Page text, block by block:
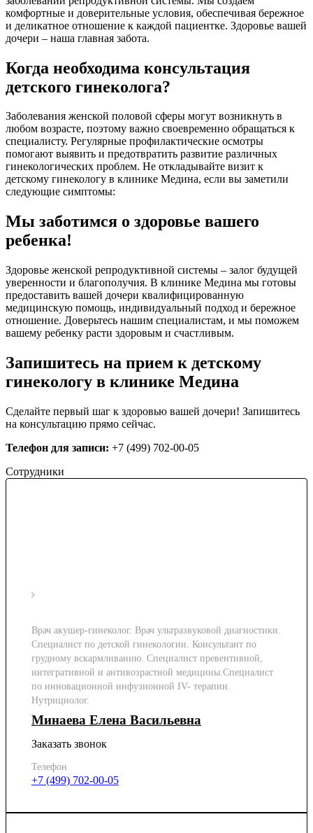
комфортные и доверительные условия, обеспечивая бережное
и деликатное отношение к каждой пациентке. Здоровье вашей
дочери – наша главная забота.
Когда необходима консультация
детского гинеколога?
Заболевания женской половой сферы могут возникнуть в
любом возрасте, поэтому важно своевременно обращаться к
специалисту. Регулярные профилактические осмотры
помогают выявить и предотвратить развитие различных
гинекологических проблем. Не откладывайте визит к
детскому гинекологу в клинике Медина, если вы заметили
следующие симптомы:
Мы заботимся о здоровье вашего
ребенка!
Здоровье женской репродуктивной системы – залог будущей
уверенности и благополучия. В клинике Медина мы готовы
предоставить вашей дочери квалифицированную
медицинскую помощь, индивидуальный подход и бережное
отношение. Доверьтесь нашим специалистам, и мы поможем
вашему ребенку расти здоровым и счастливым.
Запишитесь на прием к детскому
гинекологу в клинике Медина
Сделайте первый шаг к здоровью вашей дочери! Запишитесь
на консультацию прямо сейчас.
Телефон для записи: +7 (499) 702-00-05
Сотрудники
Врач акушер-гинеколог. Врач ультразвуковой диагностики.
Специалист по детской гинекологии. Консультант по
грудному вскармливанию. Специалист превентивной,
интегративной и антивозрастной медицины.Специалист
по инновационной инфузионной IV- терапии.
Нутрициолог.
Минаева Елена Васильевна
Заказать звонок
Телефон
+7 (499) 702-00-05